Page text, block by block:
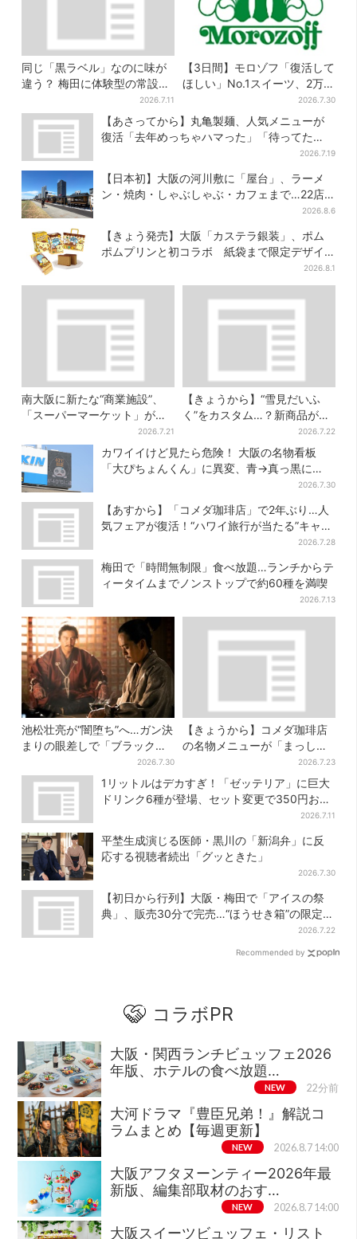
同じ「黒ラベル」なのに味が
違う？ 梅田に体験型の常設
店、“1人2杯まで”で0次会にも
便利
2026.7.11
【3日間】モロゾフ「復活して
ほしい」No.1スイーツ、2万
3865票から選ばれた名作を限
定販売
2026.7.30
【あさってから】丸亀製麺、人気メニューが
復活「去年めっちゃハマった」「待ってた
2026.7.19
【日本初】大阪の河川敷に「屋台」、ラーメ
ン・焼肉・しゃぶしゃぶ・カフェまで…22店
2026.8.6
【きょう発売】大阪「カステラ銀装」、ポム
ポムプリンと初コラボ 紙袋まで限定デザイ
2026.8.1
南大阪に新たな“商業施設”、
「スーパーマーケット」が先
行オープン！駅直結＆21時ま
で営業
2026.7.21
【きょうから】“雪見だいふ
く”をカスタム…？新商品が初
登場！阪急うめだ「アイスフ
ェス」で6日間だけ
2026.7.22
カワイイけど見たら危険！ 大阪の名物看板
「大ぴちょんくん」に異変、青→真っ黒に…
2026.7.30
【あすから】「コメダ珈琲店」で2年ぶり…人
気フェアが復活！“ハワイ旅行が当たる”キャン
2026.7.28
梅田で「時間無制限」食べ放題…ランチからテ
ィータイムまでノンストップで約60種を満喫
2026.7.13
池松壮亮が“闇堕ち”へ…ガン決
まりの眼差しで「ブラック秀
吉がログイン」【豊臣兄弟】
2026.7.30
【きょうから】コメダ珈琲店
の名物メニューが「まっし
ろ」に…期間限定の2品が登場
2026.7.23
1リットルはデカすぎ！「ゼッテリア」に巨大
ドリンク6種が登場、セット変更で350円お得
2026.7.11
平埜生成演じる医師・黒川の「新潟弁」に反
応する視聴者続出「グッときた」
2026.7.30
【初日から行列】大阪・梅田で「アイスの祭
典」、販売30分で完売…“ほうせき箱”の限定メ
2026.7.22
Recommended by
コラボPR
大阪・関西ランチビュッフェ2026
年版、ホテルの食べ放題…
NEW 22分前
大河ドラマ『豊臣兄弟！』解説コ
ラムまとめ【毎週更新】
NEW 2026.8.7 14:00
大阪アフタヌーンティー2026年最
新版、編集部取材のおす…
NEW 2026.8.7 14:00
大阪スイーツビュッフェ・リスト